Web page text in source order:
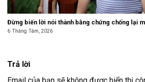
Đừng biến lời nói thành bằng chứng chống lại
6 Tháng Tám, 2026
Trả lời